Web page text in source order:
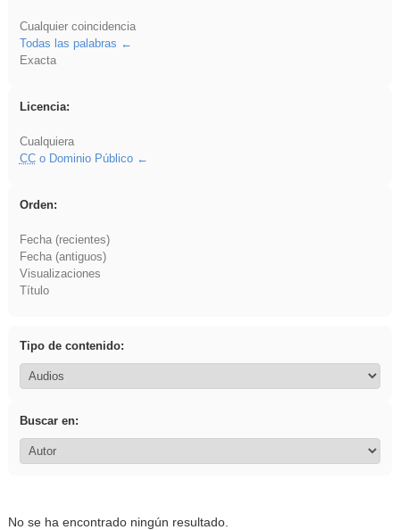
Cualquier coincidencia
Todas las palabras
Exacta
Licencia:
Cualquiera
CCo Dominio Público
Orden:
Fecha (recientes)
Fecha (antiguos)
Visualizaciones
Título
Tipo de contenido:
Buscar en:
No se ha encontrado ningún resultado.